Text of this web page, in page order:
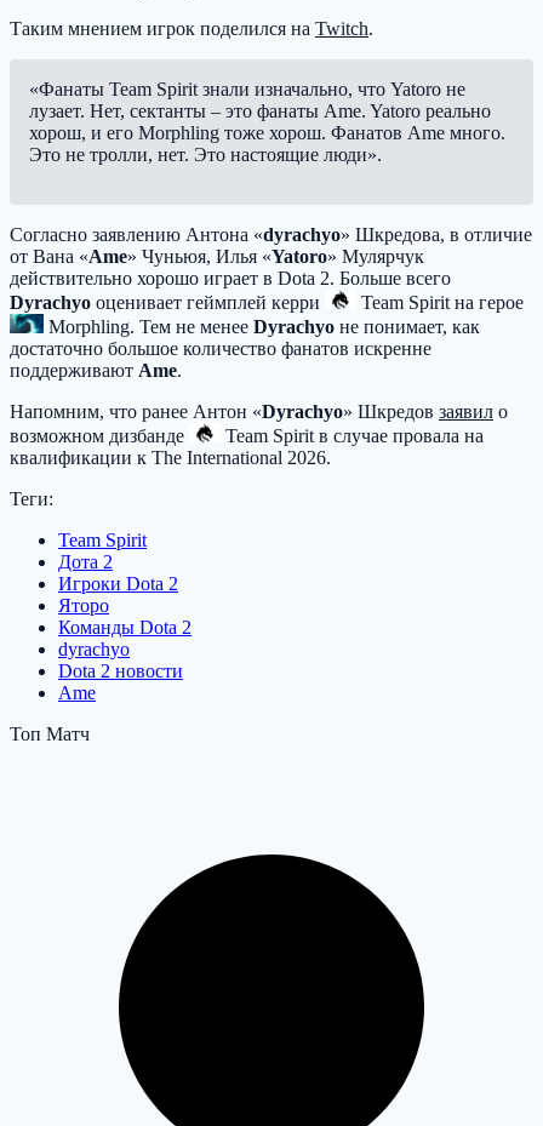
Таким мнением игрок поделился на Twitch.
«Фанаты Team Spirit знали изначально, что Yatoro не
лузает. Нет, сектанты – это фанаты Ame. Yatoro реально
хорош, и его Morphling тоже хорош. Фанатов Ame много.
Это не тролли, нет. Это настоящие люди».
Согласно заявлению Антона «dyrachyo» Шкредова, в отличие
от Вана «Ame» Чуньюя, Илья «Yatoro» Мулярчук
действительно хорошо играет в Dota 2. Больше всего
Dyrachyo оценивает геймплей керри Team Spiritна герое
Morphling. Тем не менее Dyrachyo не понимает, как
достаточно большое количество фанатов искренне
поддерживают Ame.
Напомним, что ранее Антон «Dyrachyo» Шкредов заявил о
возможном дизбанде
Team Spiritв случае провала на
квалификации к The International 2026.
Теги:
Team Spirit
Дота 2
Игроки Dota 2
Яторо
Команды Dota 2
dyrachyo
Dota 2 новости
Ame
Топ Матч